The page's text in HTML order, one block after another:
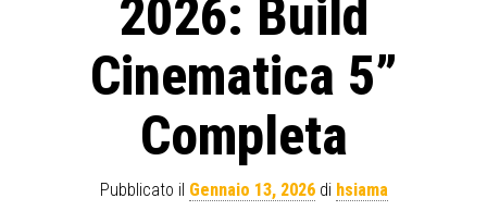
2026: Build
Cinematica 5”
Completa
Pubblicato il Gennaio 13, 2026di hsiama